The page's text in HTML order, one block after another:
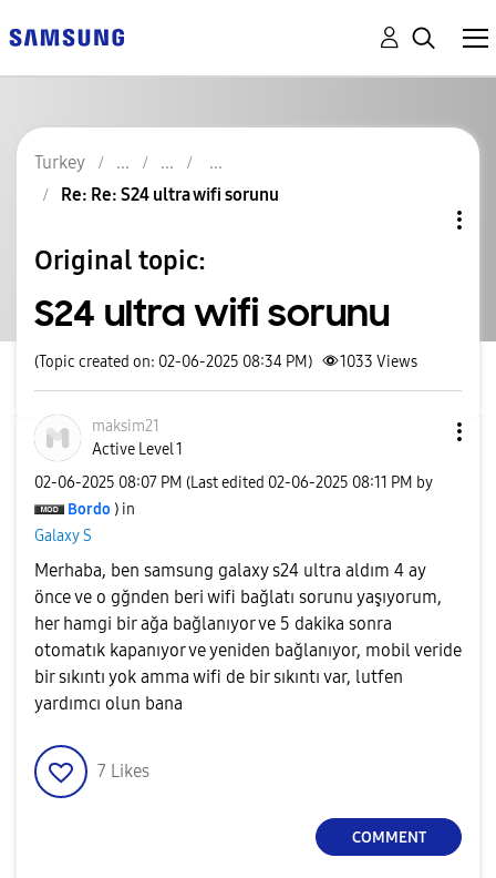
Turkey
Re: Re: S24 ultra wifi sorunu
Original topic:
S24 ultra wifi sorunu
(Topic created on: 02-06-2025 08:34 PM) 1033 Views
maksim21
Active Level 1
‎02-06-2025 08:07 PM (Last edited ‎02-06-2025 08:11 PM by
Bordo ) in
Galaxy S
Merhaba, ben samsung galaxy s24 ultra aldım 4 ay
önce ve o gğnden beri wifi bağlatı sorunu yaşıyorum,
her hamgi bir ağa bağlanıyor ve 5 dakika sonra
otomatık kapanıyor ve yeniden bağlanıyor, mobil veride
bir sıkıntı yok amma wifi de bir sıkıntı var, lutfen
yardımcı olun bana
7 Likes
COMMENT